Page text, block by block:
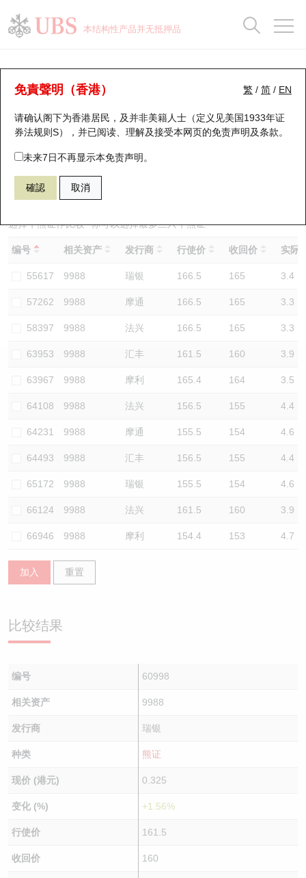
本结构性产品并无抵押品
繁 / 简 / EN
免責聲明（香港）
请确认阁下为香港居民，及并非美籍人士（定义见美国1933年证
券法规则S），并已阅读、理解及接受本网页的免责声明及条款。
未来7日不再显示本免责声明。
確認 取消
牛熊证分析仪
表现 街货统计 比较
60998 瑞银熊证 9988 阿里巴巴
选择牛熊证作比较 *你可以选择最多三只牛熊证
编号 相关资产 发行商 行使价 收回价 实际
55617 9988 瑞银 166.5 165 3.4
57262 9988 摩通 166.5 165 3.3
58397 9988 法兴 166.5 165 3.3
63953 9988 汇丰 161.5 160 3.9
63967 9988 摩利 165.4 164 3.5
64108 9988 法兴 156.5 155 4.4
64231 9988 摩通 155.5 154 4.6
64493 9988 汇丰 156.5 155 4.4
65172 9988 瑞银 155.5 154 4.6
66124 9988 法兴 161.5 160 3.9
66946 9988 摩利 154.4 153 4.7
加入 重置
比较结果
编号 60998
相关资产 9988
发行商 瑞银
种类 熊证
现价 (港元) 0.325
变化 (%) +1.56%
行使价 161.5
收回价 160
瑞银认股证一览
新发行瑞银认股证
即将到期认股证
认股证到期结算价查找
认股证分析仪
认股证速算机
认股证/牛熊证日志
认股证文件及公告
街货统计
比较
牛熊全景快搜
牛熊证搜寻
牛熊证街货分布图
正股牛熊证列表
新发行瑞银牛熊证
已收回牛熊证剩余价值
牛熊证到期结算价查找
牛熊证分析仪
牛熊证文件及公告
牛熊证文件及公告 (瑞信)
街货统计
比较
十大升幅/跌幅
十大认股证成交分布
十天股证占大市成交
资金流
街货统计
三十大平均引伸波幅
正股分析仪
二十大活跃股份
恒指成份股
国指成份股
科指成份股
相关资产沽空
中资ETFs溢价比较
AH 股价对照
ADR
收市竞价变化
持股比重
显示所有持股比重
每月轮证大市专题
轮证专栏
讲座及教育短片
认股证投资者教育
牛熊证投资者教育
认股证牛熊证常问问题